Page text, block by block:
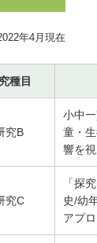
年4月現在
種目
究B
小中
童・
響を
究C
「探
史/幼
アプ